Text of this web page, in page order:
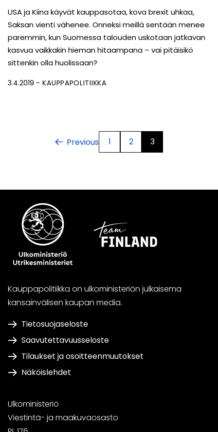
USA ja Kiina käyvät kauppasotaa, kova brexit uhkaa,
Saksan vienti vähenee. Onneksi meillä sentään menee
paremmin, kun Suomessa talouden uskotaan jatkavan
kasvua vaikkakin hieman hitaampana – vai pitäisikö
sittenkin olla huolissaan?
3.4.2019 KAUPPAPOLITIIKKA
Previous 1 2 3
Kauppapolitiikka on ulkoministeriön julkaisema
kansainvälisen kaupan media.
Tietosuojaseloste
Saavutettavuusseloste
Tilaukset ja osoitteenmuutokset
Näköislehdet
Ulkoministeriö
Viestintä- ja maakuvaosasto